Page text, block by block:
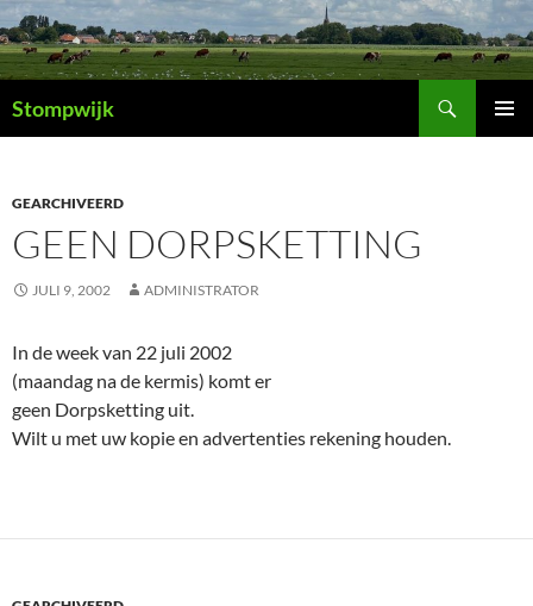
Ga
naar
de
inhoud
Stompwijk
GEARCHIVEERD
GEEN DORPSKETTING
JULI 9, 2002 ADMINISTRATOR
In de week van 22 juli 2002
(maandag na de kermis) komt er
geen Dorpsketting uit.
Wilt u met uw kopie en advertenties rekening houden.